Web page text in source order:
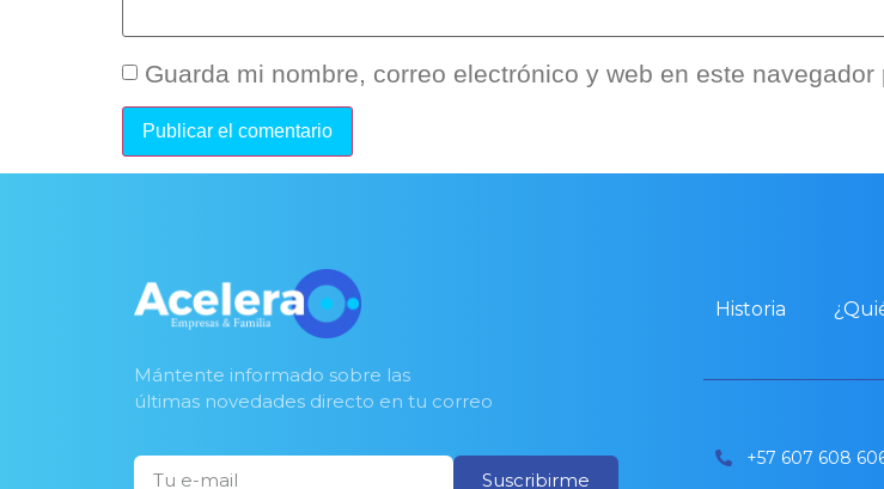
Guarda mi nombre, correo electrónico y web en este
Mántente informado sobre las
últimas novedades directo en tu correo
Suscribirme
Historia
+57 607 608